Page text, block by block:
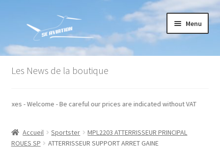
la
navigation
contenu
Menu
Accueil
Conditions générales de vente
Mon compte
Les News de la boutique
taxes - Welcome - Be careful our prices are indicated without VAT
Accueil Sportster
MPL2203 ATTERRISSEUR PRINCIPAL
ROUES SP
ATTERRISSEUR SUPPORT ARRET GAINE